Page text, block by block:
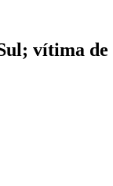
vítima de